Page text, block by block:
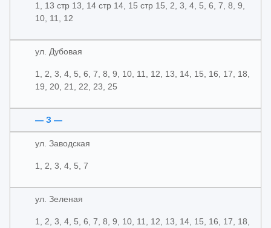
1, 13 стр 13, 14 стр 14, 15 стр 15, 2, 3, 4, 5, 6, 7, 8, 9,
10, 11, 12
ул. Дубовая
1, 2, 3, 4, 5, 6, 7, 8, 9, 10, 11, 12, 13, 14, 15, 16, 17, 18,
19, 20, 21, 22, 23, 25
— З —
ул. Заводская
1, 2, 3, 4, 5, 7
ул. Зеленая
1, 2, 3, 4, 5, 6, 7, 8, 9, 10, 11, 12, 13, 14, 15, 16, 17, 18,